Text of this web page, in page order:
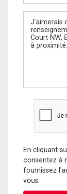
Message
En cliquant
consentez à
fournissez
vous.